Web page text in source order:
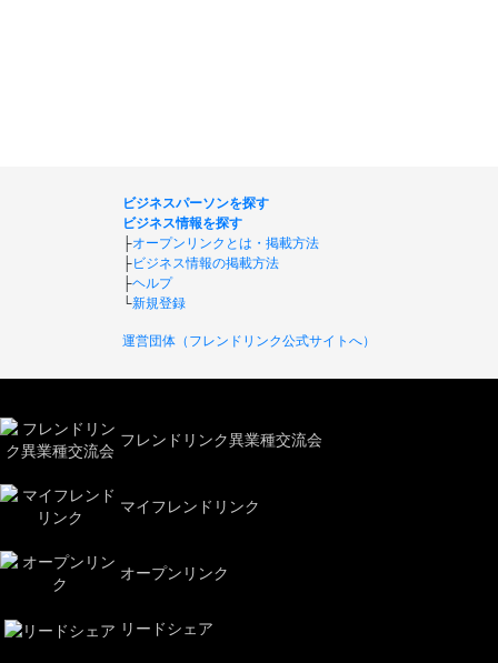
ビジネスパーソンを探す
ビジネス情報を探す
├オープンリンクとは・掲載方法
├ビジネス情報の掲載方法
├ヘルプ
└新規登録
運営団体（フレンドリンク公式サイトへ）
フレンドリンク異業種交流会
マイフレンドリンク
オープンリンク
リードシェア